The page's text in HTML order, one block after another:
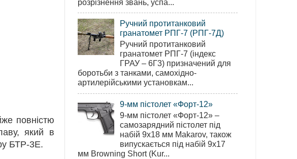
повністю
який в
БТР-3Е.
Ручний протитанковий
гранатомет РПГ-7 (РПГ-7Д)
Ручний протитанковий
гранатомет РПГ-7 (індекс
ГРАУ – 6Г3) призначений для
боротьби з танками, самохідно-
артилерійськими установкам...
9-мм пістолет «Форт-12»
9-мм пістолет «Форт-12» –
самозарядний пістолет під
набій 9х18 мм Makarov, також
випускається під набій 9х17
мм Browning Short (Kur...